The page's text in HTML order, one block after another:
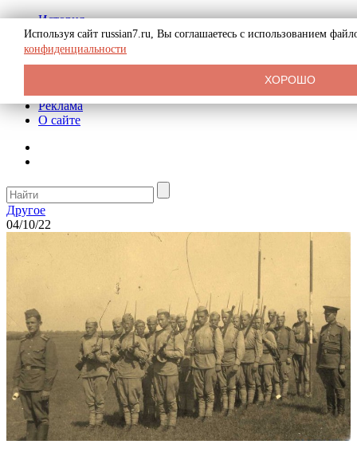
История
Биография
Криминал
СССР
Реклама
О сайте
Другое
04/10/22
Используя сайт russian7.ru, Вы соглашаетесь с использованием
конфиденциальности
ХОРОШО